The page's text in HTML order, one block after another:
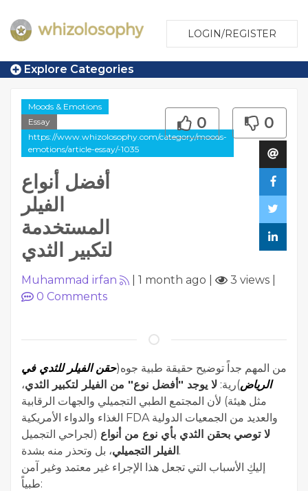
LOGIN/REGISTER
Explore Categories
Moods & Emotions
Essay
https://www.whizolosophy.com/category/moods-
emotions/article-essay/-1035
أفضل أنواع
الفيلر
المستخدمة
لتكبير الثدي
0 0
Muhammad irfan 1 month ago 3 views
0 Comments
من المهم جداً توضيح حقيقة طبية جوه(حقن الفيلر للثدي في
الرياض)رية: لا يوجد "أفضل نوع" من الفيلر لتكبير الثدي،
لأن المجتمع الطبي التجميلي والجهات الرقابية (مثل هيئة
الغذاء والدواء الأمريكية FDA والعديد من الجمعيات الدولية
لجراحي التجميل) لا توصي بحقن الثدي بأي نوع من أنواع
الفيلر التجميلي، بل وتحذر منه بشدة.
إليكِ الأسباب التي تجعل هذا الإجراء غير معتمد وغير آمن
طبياً: